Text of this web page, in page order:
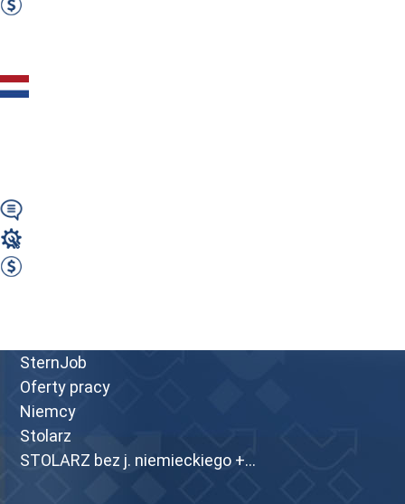
SternJob
Oferty pracy
Niemcy
Stolarz
STOLARZ bez j. niemieckiego +...